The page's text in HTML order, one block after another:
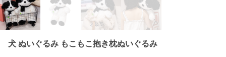
犬 ぬいぐるみ もこもこ抱き枕ぬいぐるみ